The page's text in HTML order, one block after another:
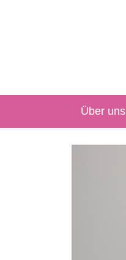
Über uns